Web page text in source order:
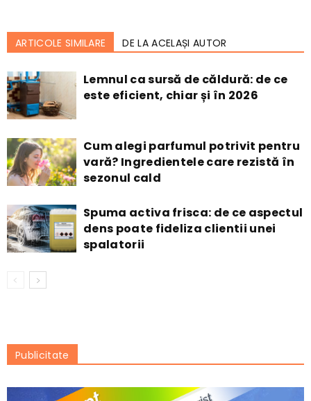
ARTICOLE SIMILARE DE LA ACELAȘI AUTOR
Lemnul ca sursă de căldură: de ce
este eficient, chiar și în 2026
Cum alegi parfumul potrivit pentru
vară? Ingredientele care rezistă în
sezonul cald
Spuma activa frisca: de ce aspectul
dens poate fideliza clientii unei
spalatorii
Publicitate